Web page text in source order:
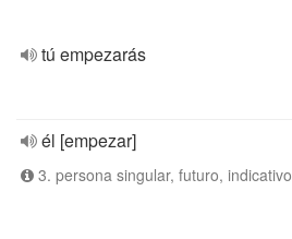
tú empezarás
él [empezar]
3. persona singular, futuro, indicativo